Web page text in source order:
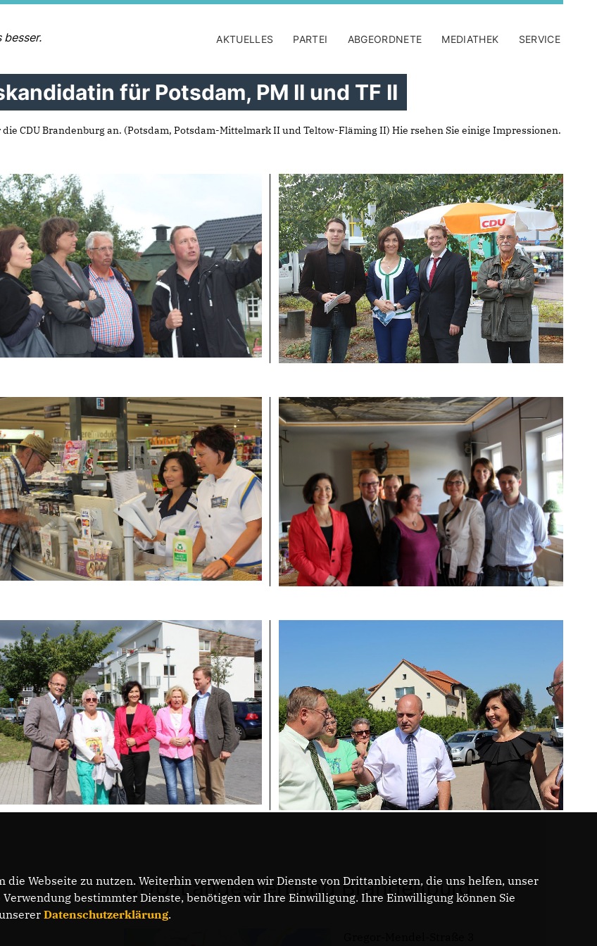
besser. AKTUELLES PARTEI ABGEORDNETE MEDIATHEK SERVICE
für Potsdam, PM II und TF II
CDU Brandenburg an. (Potsdam, Potsdam-Mittelmark II und Teltow-Fläming II) Hie rsehen Sie einige Impressionen.
CDU-Landesverband Brandenburg
die Webseite zu nutzen. Weiterhin verwenden wir Dienste von Drittanbietern, die uns helfen, unser
bestimmter Dienste, benötigen wir Ihre Einwilligung. Ihre Einwilligung können Sie
Datenschutzerklärung.